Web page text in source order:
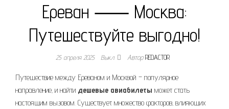
Ереван ⸺ Москва:
Путешествуйте выгодно!
25 апреля 2025 Выкл. АвторREDACTOR
Путешествие между Ереваном и Москвой – популярное
направление‚ и найти дешевые авиабилеты может стать
настоящим вызовом. Существует множество факторов‚ влияющих